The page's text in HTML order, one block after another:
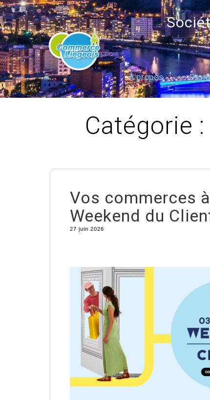
À propos
Catégorie :
Vos commerces
Weekend du
27 juin 2026